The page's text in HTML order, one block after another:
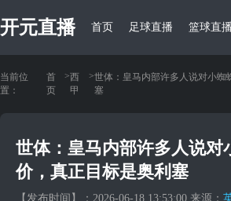
开元直播 首页 足球直播 篮球直播
当前位
置：
首
页
>西
甲
>世体：皇马内部许多人说对小蜘
塞
世体：皇马内部许多人说对
价，真正目标是奥利塞
【发布时间】：2026-06-18 13:53:00 来源：